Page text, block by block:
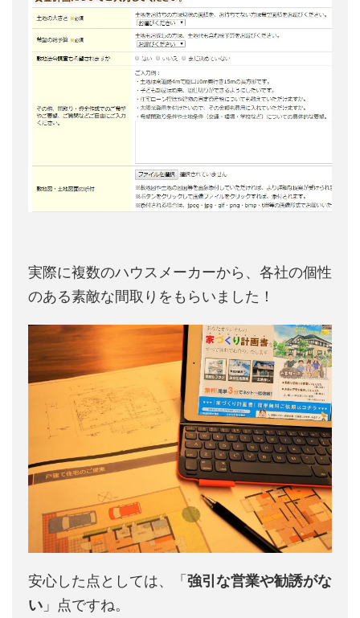
実際に複数のハウスメーカーから、各社の個性
のある素敵な間取りをもらいました！
安心した点としては、「強引な営業や勧誘がな
い 」点ですね。